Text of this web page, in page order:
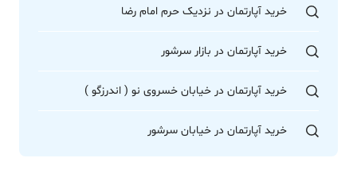
خرید آپارتمان در نزدیک حرم امام رضا
خرید آپارتمان در بازار سرشور
خرید آپارتمان در خیابان خسروی نو ( اندرزگو )
خرید آپارتمان در خیابان سرشور